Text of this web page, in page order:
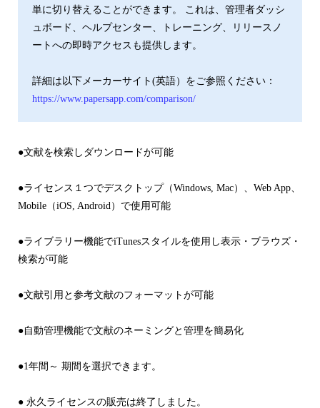
単に切り替えることができます。 これは、管理者ダッシ
ュボード、ヘルプセンター、トレーニング、リリースノ
ートへの即時アクセスも提供します。
詳細は以下メーカーサイト(英語）をご参照ください：
https://www.papersapp.com/comparison/
●文献を検索しダウンロードが可能
●ライセンス１つでデスクトップ（Windows, Mac）、Web App、
Mobile（iOS, Android）で使用可能
●ライブラリー機能でiTunesスタイルを使用し表示・ブラウズ・
検索が可能
●文献引用と参考文献のフォーマットが可能
●自動管理機能で文献のネーミングと管理を簡易化
●1年間～ 期間を選択できます。
● 永久ライセンスの販売は終了しました。